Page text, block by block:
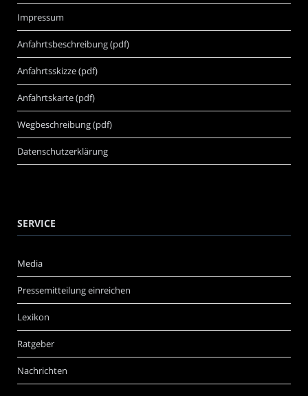
Impressum
Anfahrtsbeschreibung (pdf)
Anfahrtsskizze (pdf)
Anfahrtskarte (pdf)
Wegbeschreibung (pdf)
Datenschutzerklärung
SERVICE
Media
Pressemitteilung einreichen
Lexikon
Ratgeber
Nachrichten